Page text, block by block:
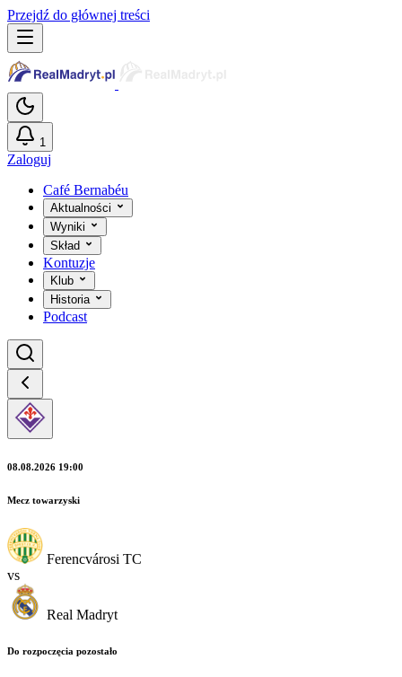
Przejdź do głównej treści
1
Zaloguj
Café Bernabéu
Aktualności
Wyniki
Skład
Kontuzje
Klub
Historia
Podcast
08.08.2026 19:00
Mecz towarzyski
Ferencvárosi TC
vs
Real Madryt
Do rozpoczęcia pozostało